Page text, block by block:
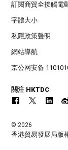
訂閱商貿全接觸電
字體大小
私隱政策聲明
網站導航
京公网安备
關注 HKTDC
© 2026
香港貿易發展局版